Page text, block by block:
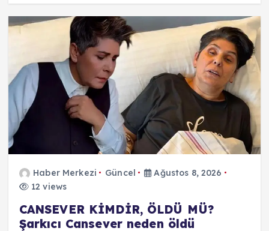
Haber Merkezi Güncel
Ağustos 8, 2026
12 views
CANSEVER KİMDİR, ÖLDÜ MÜ?
Şarkıcı Cansever neden öldü